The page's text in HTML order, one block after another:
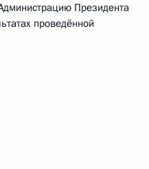
Президента
проведённой